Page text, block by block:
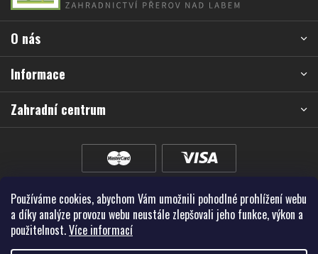
Používáme cookies, abychom Vám umožnili pohodlné prohlížení webu
a díky analýze provozu webu neustále zlepšovali jeho funkce, výkon a
použitelnost.Více informací
a
í
O nás
Informace
Zahradní centrum